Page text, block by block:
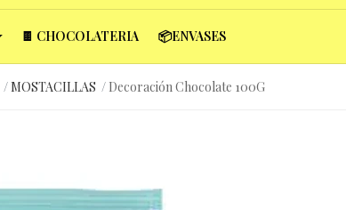
🍫 CHOCOLATERIA 📦ENVASES
MOSTACILLAS Decoración Chocolate 100G